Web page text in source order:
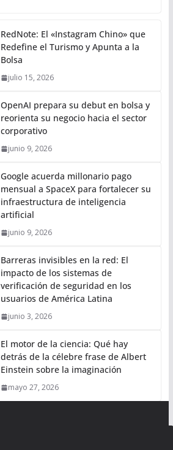
RedNote: El «Instagram Chino» que
Redefine el Turismo y Apunta a la
Bolsa
julio 15, 2026
OpenAI prepara su debut en bolsa y
reorienta su negocio hacia el sector
corporativo
junio 9, 2026
Google acuerda millonario pago
mensual a SpaceX para fortalecer su
infraestructura de inteligencia
artificial
junio 9, 2026
Barreras invisibles en la red: El
impacto de los sistemas de
verificación de seguridad en los
usuarios de América Latina
junio 3, 2026
El motor de la ciencia: Qué hay
detrás de la célebre frase de Albert
Einstein sobre la imaginación
mayo 27, 2026